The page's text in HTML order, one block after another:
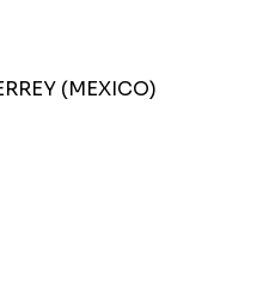
(MEXICO)